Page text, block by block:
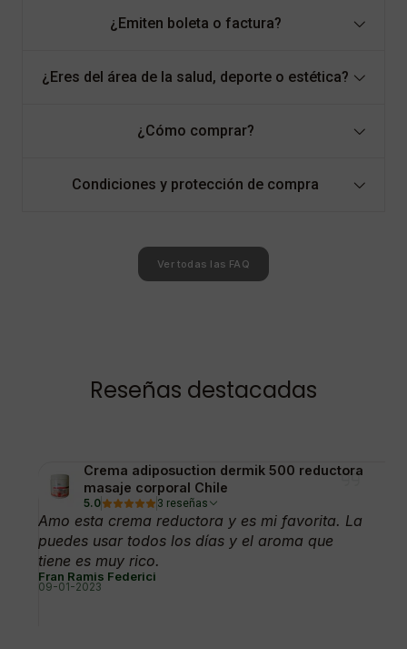
¿Emiten boleta o factura?
¿Eres del área de la salud, deporte o estética?
¿Cómo comprar?
Condiciones y protección de compra
Ver todas las FAQ
Reseñas destacadas
Crema adiposuction dermik 500 reductora
masaje corporal Chile
5.0 3 reseñas
Amo esta crema reductora y es mi favorita. La
puedes usar todos los días y el aroma que
tiene es muy rico.
Fran Ramis Federici
09-01-2023